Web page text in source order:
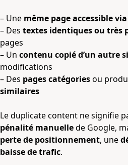
– Une même page accessible
– Des textes identiques ou très
pages
– Un contenu copié d’un autre
modifications
– Des pages catégoriesou
similaires
Le duplicate content ne signifie
pénalité manuellede Google,
perte de positionnement, une
baisse de trafic.